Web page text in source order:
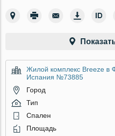
Жилой комплекс Breeze в
Испания №73885
Город
Тип
Спален
Площадь